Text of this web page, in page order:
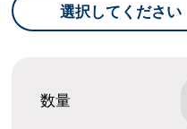
選択してください
数量